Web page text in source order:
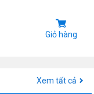
Giỏ hàng
Xem tất cả